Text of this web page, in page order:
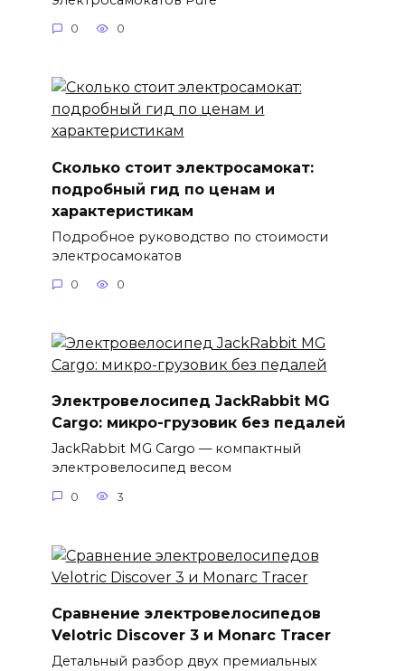
0 0
Сколько стоит электросамокат:
подробный гид по ценам и
характеристикам
Подробное руководство по стоимости
электросамокатов
0 0
Электровелосипед JackRabbit MG
Cargo: микро-грузовик без педалей
JackRabbit MG Cargo — компактный
электровелосипед весом
0 3
Сравнение электровелосипедов
Velotric Discover 3 и Monarc Tracer
Детальный разбор двух премиальных